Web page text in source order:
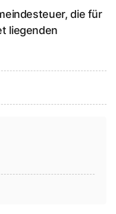
die für
liegenden